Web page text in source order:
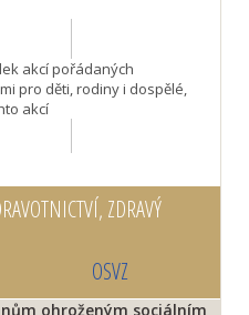
akcí pořádaných
pro děti, rodiny i dospělé,
akcí
ZDRAVÝ
OSVZ
ohroženým sociálním